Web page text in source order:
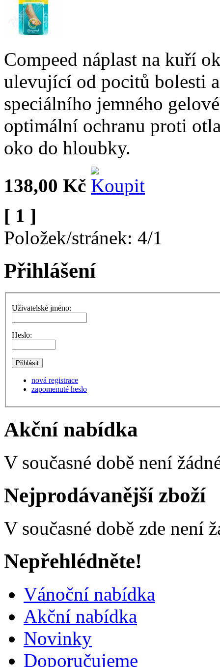
Compeed náplast na kuří
ulevující od pocitů bolesti
speciálního jemného
optimální ochranu proti
oko do hloubky.
138,00 Kč
[ 1 ]
Položek/stránek: 4/1
Přihlášení
Uživatelské jméno:
Heslo:
nová registrace
zapomenuté heslo
Akční nabídka
V současné době není
Nejprodávanější zboží
V současné době zde není
Nepřehlédněte!
Vánoční nabídka
Akční nabídka
Novinky
Doporučujeme